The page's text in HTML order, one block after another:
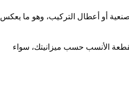
أو أعطال التركيب، وهو ما يعكس
الأنسب حسب ميزانيتك، سواء